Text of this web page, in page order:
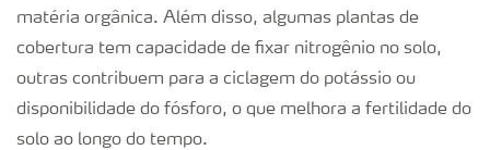
matéria orgânica. Além disso, algumas plantas de
cobertura tem capacidade de fixar nitrogênio no solo,
outras contribuem para a ciclagem do potássio ou
disponibilidade do fósforo, o que melhora a fertilidade do
solo ao longo do tempo.